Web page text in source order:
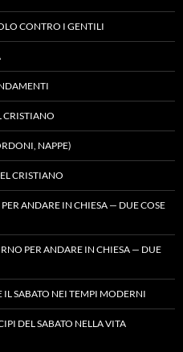
CONTRO I GENTILI
CRISTIANO
NAPPE)
CRISTIANO
ANDARE IN CHIESA — DUE COSE
PER ANDARE IN CHIESA — DUE
IL SABATO NEI TEMPI MODERNI
DEL SABATO NELLA VITA